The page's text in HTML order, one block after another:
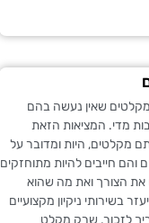
מקלטים שאין נעשה בהם
מדי. המציאות הזאת
מקלטים, היות ומדובר על
והם חייבים להיות מתוחזקים
את הצורך ואת מה שהוא
בשירותי ניקיון מקצועיים
לזכור, שרק מקלט